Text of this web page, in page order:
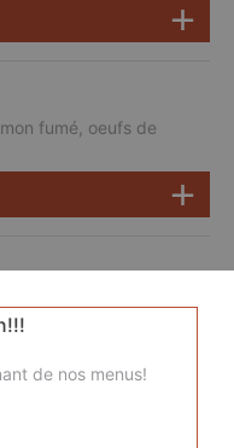
fumé, oeufs de
jambon de dinde,
de nos menus!